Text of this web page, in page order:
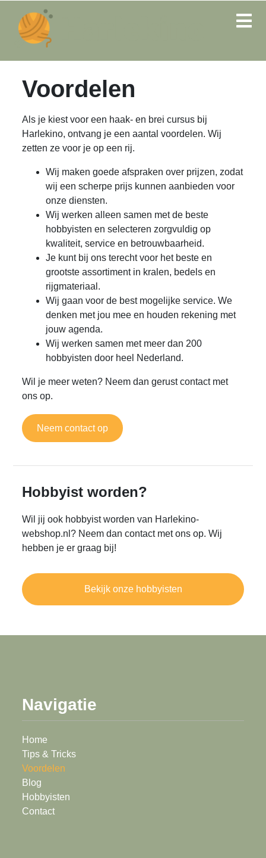
Voordelen
Als je kiest voor een haak- en brei cursus bij
Harlekino, ontvang je een aantal voordelen. Wij
zetten ze voor je op een rij.
Wij maken goede afspraken over prijzen, zodat
wij een scherpe prijs kunnen aanbieden voor
onze diensten.
Wij werken alleen samen met de beste
hobbyisten en selecteren zorgvuldig op
kwaliteit, service en betrouwbaarheid.
Je kunt bij ons terecht voor het beste en
grootste assortiment in kralen, bedels en
rijgmateriaal.
Wij gaan voor de best mogelijke service. We
denken met jou mee en houden rekening met
jouw agenda.
Wij werken samen met meer dan 200
hobbyisten door heel Nederland.
Wil je meer weten? Neem dan gerust contact met
ons op.
Neem contact op
Hobbyist worden?
Wil jij ook hobbyist worden van Harlekino-
webshop.nl? Neem dan contact met ons op. Wij
hebben je er graag bij!
Bekijk onze hobbyisten
Navigatie
Home
Tips & Tricks
Voordelen
Blog
Hobbyisten
Contact